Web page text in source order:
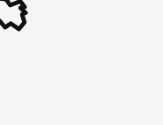
in 30 Sekunden
bei Ihnen.